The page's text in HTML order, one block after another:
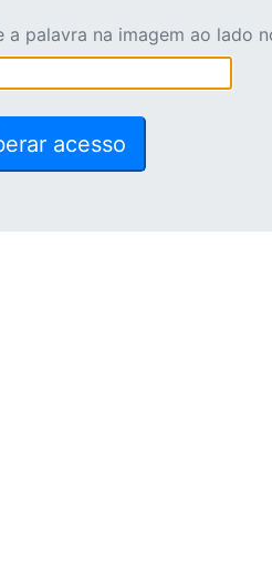
a palavra na imagem ao lado